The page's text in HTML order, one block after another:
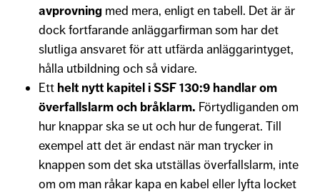
avprovning med mera, enligt en tabell. Det är är
dock fortfarande anläggarfirman som har det
slutliga ansvaret för att utfärda anläggarintyget,
hålla utbildning och så vidare.
Ett helt nytt kapitel i SSF 130:9 handlar om
överfallslarm och bråklarm. Förtydliganden om
hur knappar ska se ut och hur de fungerat. Till
exempel att det är endast när man trycker in
knappen som det ska utställas överfallslarm, inte
om om man råkar kapa en kabel eller lyfta locket